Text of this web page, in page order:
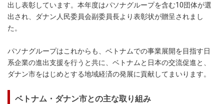
出し表彰しています。本年度はパソナグループを含む10団体が選
出され、ダナン人民委員会副委員長より表彰状が贈呈されまし
た。
パソナグループはこれからも、ベトナムでの事業展開を目指す日
系企業の進出支援を行うと共に、ベトナムと日本の交流促進と、
ダナン市をはじめとする地域経済の発展に貢献してまいります。
ベトナム・ダナン市との主な取り組み